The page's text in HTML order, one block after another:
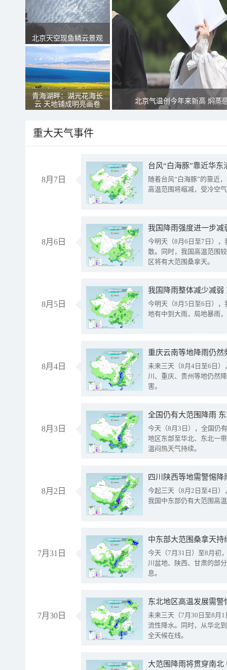
北京天空现鱼鳞云景观
青海湖畔：湖光花海长
云 天地铺成明亮画卷
北京气温创今年来新高 焖蒸
重大天气事件
8月7日
台风“白海豚”靠近华
随着台风“白海豚”的靠近
高温范围将缩减，受冷空
8月6日
今明天（8月6日至7日）
散。同时，我国高温范围
区将有大范围桑拿天。
8月5日
我国降雨整体减少减弱
今明天（8月5日至6日）
地有中到大雨，局地暴雨
8月4日
重庆云南等地降雨仍然
未来三天（8月4日至6日
川、重庆、贵州等地仍然
害。
8月3日
全国仍有大范围降雨
今天（8月3日），全国仍
地区东部至华北、东北一
温闷热天气持续。
8月2日
今起三天（8月2日至4日
我国中东部仍有大范围高
7月31日
中东部大范围桑拿天
今天（7月31日）至8月初
川盆地、陕西、甘肃的部
息。
7月30日
东北地区高温发展需
未来三天（7月30日至8月
流性降水。同时，从华北
全天候在线。
大范围降雨将贯穿南